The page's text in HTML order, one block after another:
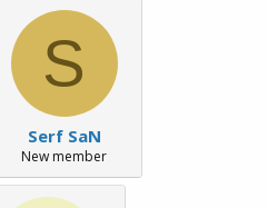
S
Serf SaN
New member